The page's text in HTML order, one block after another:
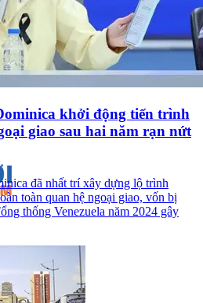
khởi động tiến trình
giao sau hai năm rạn nứt
đã nhất trí xây dựng lộ trình
toàn quan hệ ngoại giao, vốn bị
thống Venezuela năm 2024 gây